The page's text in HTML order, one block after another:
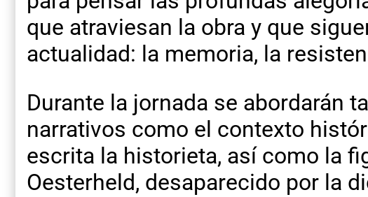
que atraviesan la obra y que
actualidad: la memoria, la
Durante la jornada se abordarán
narrativos como el contexto
escrita la historieta, así como la
Oesterheld, desaparecido por la